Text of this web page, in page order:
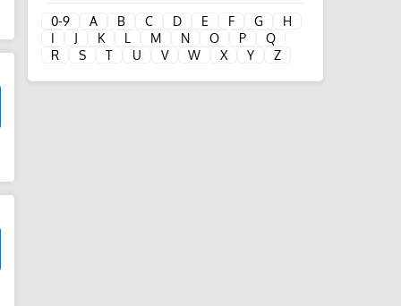
0-9 A B C D E F G
H
I
J K L M N O P
Q
R
S T U V W X Y Z